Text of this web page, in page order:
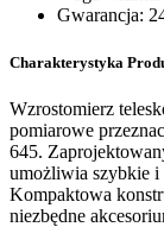
Gwarancja:
Charakterystyka
Wzrostomierz
pomiarowe
645.
umożliwia szybkie i
Kompaktowa
niezbędne